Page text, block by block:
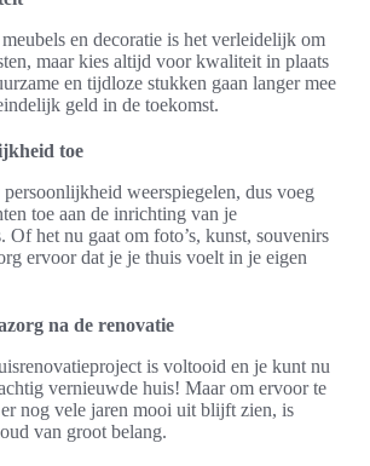
en decoratie is het verleidelijk om
maar kies altijd voor kwaliteit in plaats
en tijdloze stukken gaan langer mee
geld in de toekomst.
toe
weerspiegelen, dus voeg
toe aan de inrichting van je
Of het nu gaat om foto’s, kunst, souvenirs
ervoor dat je je thuis voelt in je eigen
na de renovatie
is voltooid en je kunt nu
vernieuwde huis! Maar om ervoor te
nog vele jaren mooi uit blijft zien, is
van groot belang.